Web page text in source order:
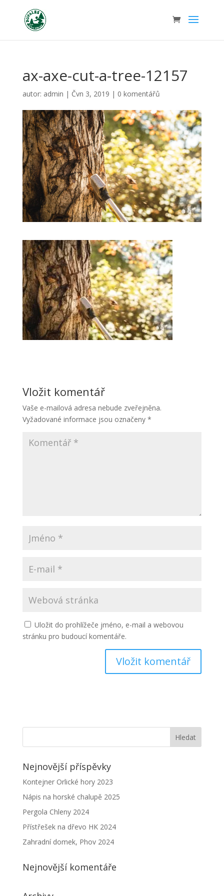
ax-axe-cut-a-tree-12157
autor: admin | Čvn 3, 2019 | 0 komentářů
Vložit komentář
Vaše e-mailová adresa nebude zveřejněna.
Vyžadované informace jsou označeny *
Uložit do prohlížeče jméno, e-mail a webovou
stránku pro budoucí komentáře.
Nejnovější příspěvky
Kontejner Orlické hory 2023
Nápis na horské chalupě 2025
Pergola Chleny 2024
Přístřešek na dřevo HK 2024
Zahradní domek, Phov 2024
Nejnovější komentáře